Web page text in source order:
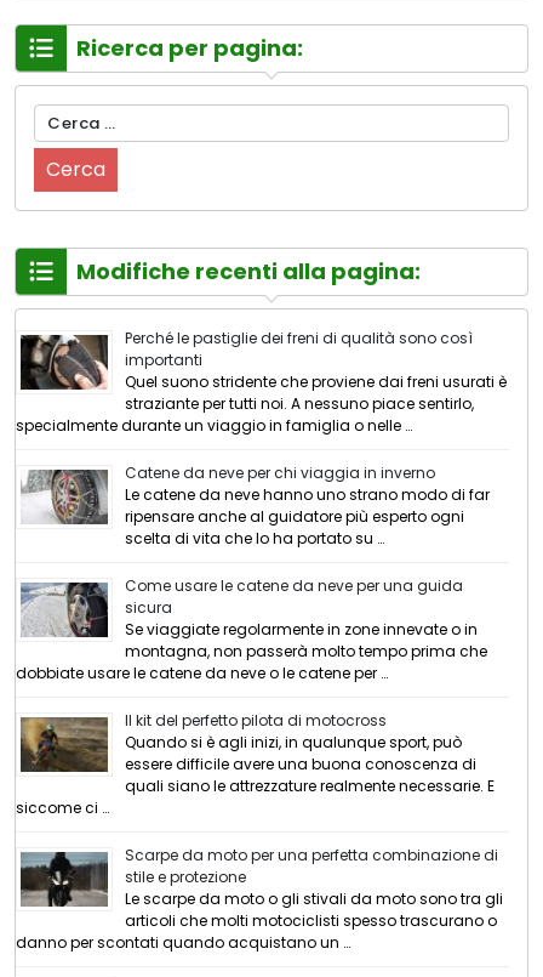
Ricerca per pagina:
Ricerca
per:
Modifiche recenti alla pagina:
Perché le pastiglie dei freni di qualità sono così
importanti
Quel suono stridente che proviene dai freni usurati è
straziante per tutti noi. A nessuno piace sentirlo,
specialmente durante un viaggio in famiglia o nelle …
Catene da neve per chi viaggia in inverno
Le catene da neve hanno uno strano modo di far
ripensare anche al guidatore più esperto ogni
scelta di vita che lo ha portato su …
Come usare le catene da neve per una guida
sicura
Se viaggiate regolarmente in zone innevate o in
montagna, non passerà molto tempo prima che
dobbiate usare le catene da neve o le catene per …
Il kit del perfetto pilota di motocross
Quando si è agli inizi, in qualunque sport, può
essere difficile avere una buona conoscenza di
quali siano le attrezzature realmente necessarie. E
siccome ci …
Scarpe da moto per una perfetta combinazione di
stile e protezione
Le scarpe da moto o gli stivali da moto sono tra gli
articoli che molti motociclisti spesso trascurano o
danno per scontati quando acquistano un …